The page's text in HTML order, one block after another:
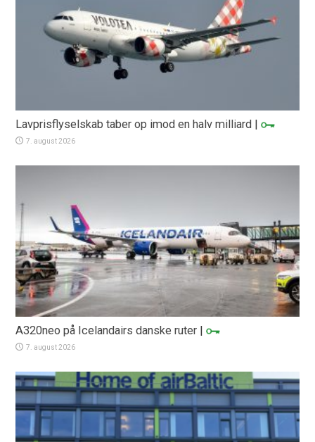
Lavprisflyselskab taber op imod en halv milliard |
7. august 2026
A320neo på Icelandairs danske ruter |
7. august 2026